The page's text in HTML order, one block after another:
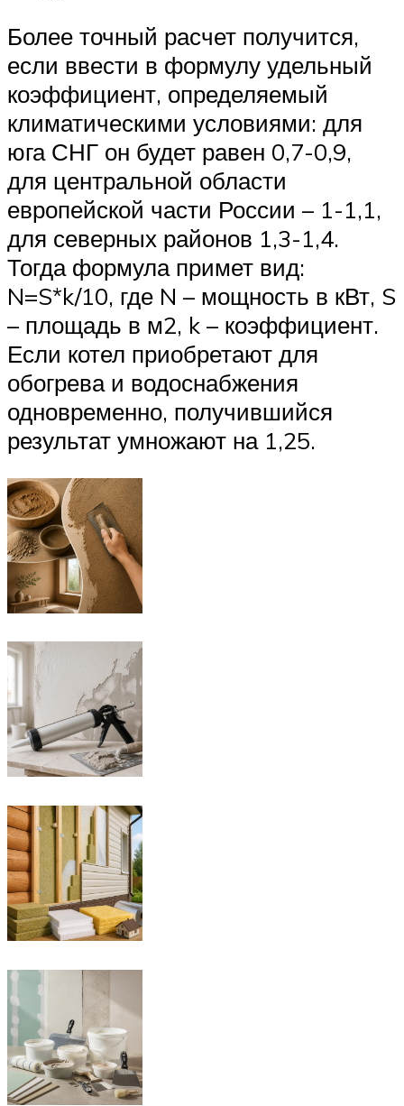
Более точный расчет получится,
если ввести в формулу удельный
коэффициент, определяемый
климатическими условиями: для
юга СНГ он будет равен 0,7-0,9,
для центральной области
европейской части России – 1-1,1,
для северных районов 1,3-1,4.
Тогда формула примет вид:
N=S*k/10, где N – мощность в кВт, S
– площадь в м2, k – коэффициент.
Если котел приобретают для
обогрева и водоснабжения
одновременно, получившийся
результат умножают на 1,25.